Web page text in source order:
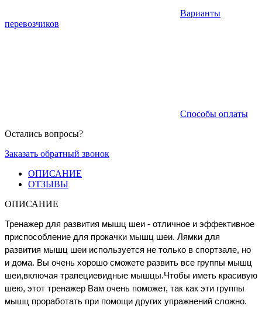
Варианты
перевозчиков
Способы оплаты
Остались вопросы?
Заказать обратный звонок
ОПИСАНИЕ
ОТЗЫВЫ
ОПИСАНИЕ
Тренажер для развития мышц шеи - отличное и эффективное
приспособление для прокачки мышц шеи. Лямки для
развития мышц шеи используется не только в спортзале, но
и дома. Вы очень хорошо сможете развить все группы мышц
шеи,включая трапециевидные мышцы.Чтобы иметь красивую
шею, этот тренажер Вам очень поможет, так как эти группы
мышц проработать при помощи других упражнений сложно.